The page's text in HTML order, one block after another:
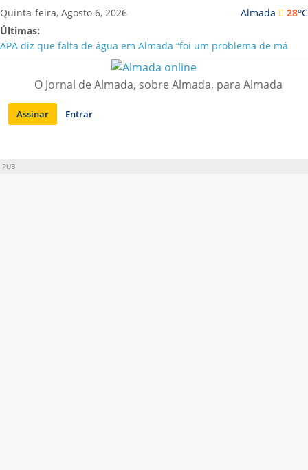
Saltar
para
conteúdo
Almada 28oC
Quinta-feira, Agosto 6, 2026
Últimas:
APA diz que falta de água em Almada “foi um problema de má
Laranjeiro | Cultura pop asiática invade a Casa Amarela
Ponte 25 de Abril celebra 60 anos com programa cultural entre
Lisboa e Almada
Situação de alerta em Almada renovada até final de Agosto
O Jornal de Almada, sobre Almada, para Almada
Assinar Entrar
PUB